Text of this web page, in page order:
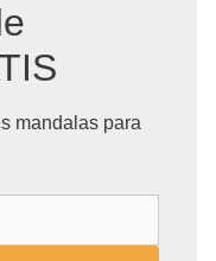
mandalas para